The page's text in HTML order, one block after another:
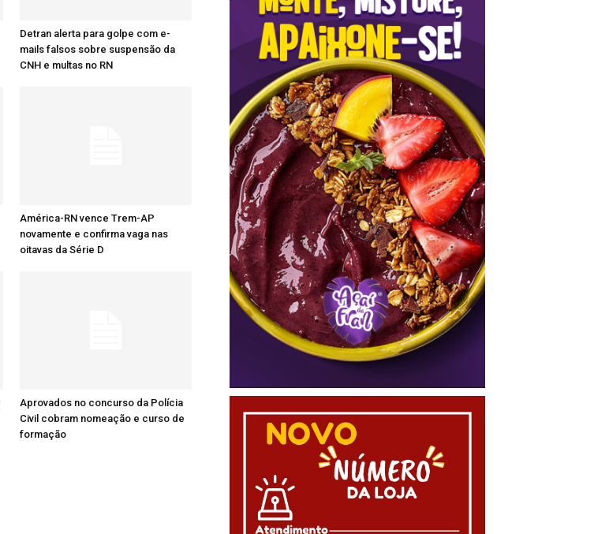
Detran alerta para golpe com e-
mails falsos sobre suspensão da
CNH e multas no RN
América-RN vence Trem-AP
novamente e confirma vaga nas
oitavas da Série D
Aprovados no concurso da Polícia
Civil cobram nomeação e curso de
formação